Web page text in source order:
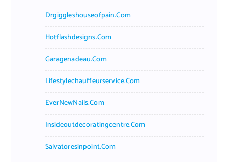
Drgiggleshouseofpain.com
Hotflashdesigns.com
Garagenadeau.com
Lifestylechauffeurservice.com
EverNewNails.com
Insideoutdecoratingcentre.com
Salvatoresinpoint.com